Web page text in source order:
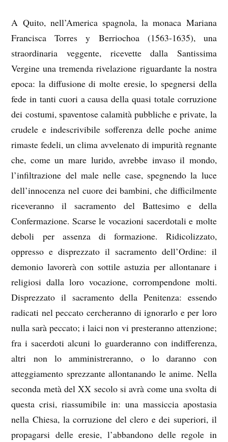
A Quito, nell’America spagnola, la monaca Mariana
Francisca Torres y Berriochoa (1563-1635), una
straordinaria veggente, ricevette dalla Santissima
Vergine una tremenda rivelazione riguardante la nostra
epoca: la diffusione di molte eresie, lo spegnersi della
fede in tanti cuori a causa della quasi totale corruzione
dei costumi, spaventose calamità pubbliche e private, la
crudele e indescrivibile sofferenza delle poche anime
rimaste fedeli, un clima avvelenato di impurità regnante
che, come un mare lurido, avrebbe invaso il mondo,
l’infiltrazione del male nelle case, spegnendo la luce
dell’innocenza nel cuore dei bambini, che difficilmente
riceveranno il sacramento del Battesimo e della
Confermazione. Scarse le vocazioni sacerdotali e molte
deboli per assenza di formazione. Ridicolizzato,
oppresso e disprezzato il sacramento dell’Ordine: il
demonio lavorerà con sottile astuzia per allontanare i
religiosi dalla loro vocazione, corrompendone molti.
Disprezzato il sacramento della Penitenza: essendo
radicati nel peccato cercheranno di ignorarlo e per loro
nulla sarà peccato; i laici non vi presteranno attenzione;
fra i sacerdoti alcuni lo guarderanno con indifferenza,
altri non lo amministreranno, o lo daranno con
atteggiamento sprezzante allontanando le anime. Nella
seconda metà del XX secolo si avrà come una svolta di
questa crisi, riassumibile in: una massiccia apostasia
nella Chiesa, la corruzione del clero e dei superiori, il
propagarsi delle eresie, l’abbandono delle regole in